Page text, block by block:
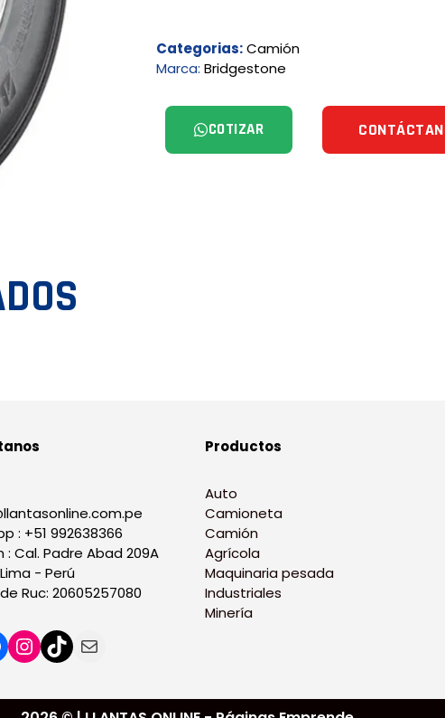
Categorias:Camión
Marca:Bridgestone
COTIZAR
: +51 992638366
: Cal. Padre Abad 209A
- Perú
Ruc: 20605257080
Productos
Auto
Camioneta
Camión
Agrícola
Maquinaria pesada
Industriales
Minería